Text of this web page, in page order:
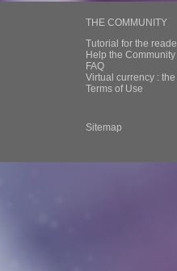
THE COMMUNITY
Tutorial for the
Help the
FAQ
Virtual currency :
Terms of Use
Sitemap